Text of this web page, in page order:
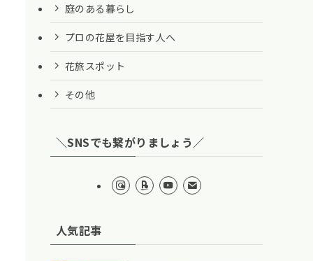
庭のある暮らし
プロの花屋を目指す人へ
花旅スポット
その他
＼SNSでも繋がりましょう／
人気記事